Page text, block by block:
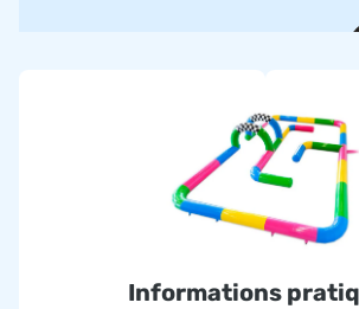
Informations